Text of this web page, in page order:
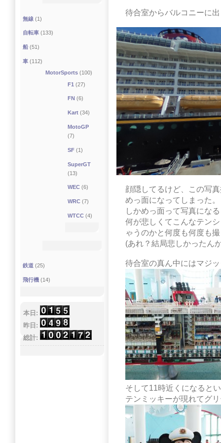
待合室からバルコニーに
顔隠してるけど、この写
めっ面になってしまった。
しかめっ面って写真にな
何が悲しくてこんなテン
ゃうのかと何度も何度も
(あれ？結局悲しかったん
待合室の真ん中にはマジ
そして11時近くになると
テンミッキーが現れてグ
無線 (1)
自転車 (133)
船 (51)
車 (112)
MotorSports(100)
F1 (27)
FN (6)
Kart (34)
MotoGP
(7)
SF (1)
SuperGT
(13)
WEC (6)
WRC (7)
WTCC (4)
鉄道 (25)
飛行機 (14)
本日:
昨日:
総計: